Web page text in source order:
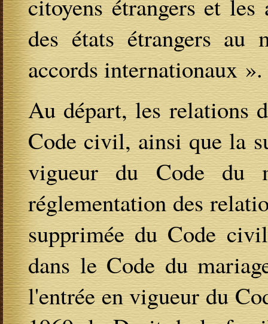
citoyens étrangers et
des états étrangers
accords internationaux ».
Au départ, les relations
Code civil, ainsi que la
vigueur du Code du
réglementation des
supprimée du Code
dans le Code du
l'entrée en vigueur du